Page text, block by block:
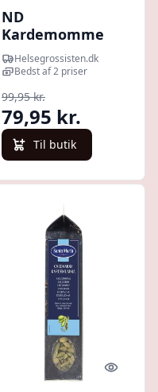
ND
Kardemomme
Stødt 50 g.
Helsegrossisten.dk
Bedst af 2 priser
99,95 kr.
79,95 kr.
Til butik
Quick